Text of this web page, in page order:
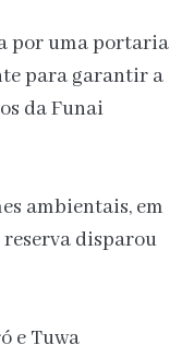
por uma portaria
para garantir a
da Funai
ambientais, em
disparou
e Tuwa